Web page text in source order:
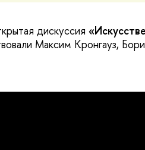
дискуссия
Максим Кронгауз,